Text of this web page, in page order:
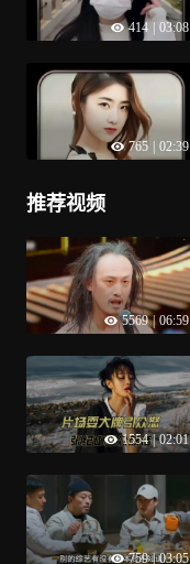
414 03:08
765 02:39
推荐视频
5569 | 06:59
1554 | 02:01
759 | 03:05